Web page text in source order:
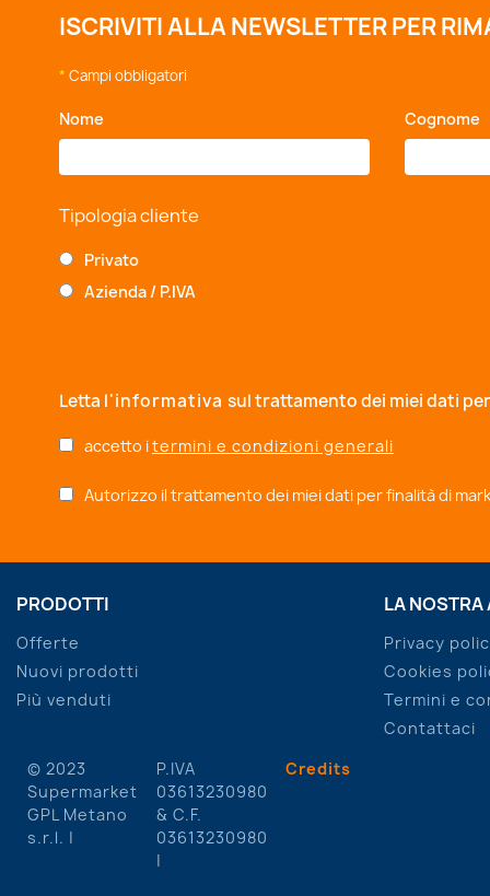
ISCRIVITI ALLA NEWSLETTER PER
* Campi obbligatori
Nome Cognome
Tipologia cliente
Privato
Azienda / P.IVA
Letta l'informativa sul trattamento dei miei dati
accetto itermini e condizioni generali
Autorizzo il trattamento dei miei dati per finalità di
PRODOTTI
Offerte
Nuovi prodotti
Più venduti
LA
Privacy
Cookies
Termini e
Contattaci
© 2023
Supermarket
GPL Metano
s.r.l. |
P.IVA
03613230980
& C.F.
03613230980
|
Credits